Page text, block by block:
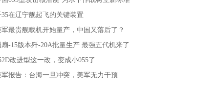
35在辽宁舰起飞的关键装置
军最贵舰载机开始量产，中国又落后了？
扇-15版本歼-20A批量生产 最强五代机来了
改进型这一改，变成小055了
军报告：台海一旦冲突，美军无力干预